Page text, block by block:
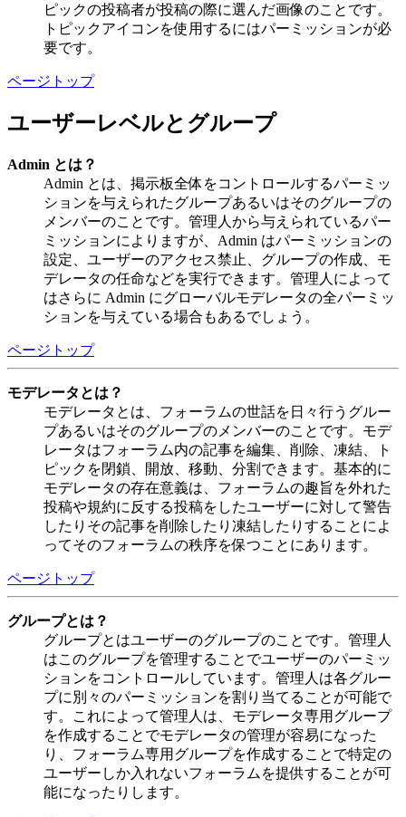
ピックの投稿者が投稿の際に選んだ画像のことです。
トピックアイコンを使用するにはパーミッションが必
要です。
ページトップ
ユーザーレベルとグループ
Admin とは？
Admin とは、掲示板全体をコントロールするパーミッ
ションを与えられたグループあるいはそのグループの
メンバーのことです。管理人から与えられているパー
ミッションによりますが、Admin はパーミッションの
設定、ユーザーのアクセス禁止、グループの作成、モ
デレータの任命などを実行できます。管理人によって
はさらに Admin にグローバルモデレータの全パーミッ
ションを与えている場合もあるでしょう。
ページトップ
モデレータとは？
モデレータとは、フォーラムの世話を日々行うグルー
プあるいはそのグループのメンバーのことです。モデ
レータはフォーラム内の記事を編集、削除、凍結、ト
ピックを閉鎖、開放、移動、分割できます。基本的に
モデレータの存在意義は、フォーラムの趣旨を外れた
投稿や規約に反する投稿をしたユーザーに対して警告
したりその記事を削除したり凍結したりすることによ
ってそのフォーラムの秩序を保つことにあります。
ページトップ
グループとは？
グループとはユーザーのグループのことです。管理人
はこのグループを管理することでユーザーのパーミッ
ションをコントロールしています。管理人は各グルー
プに別々のパーミッションを割り当てることが可能で
す。これによって管理人は、モデレータ専用グループ
を作成することでモデレータの管理が容易になった
り、フォーラム専用グループを作成することで特定の
ユーザーしか入れないフォーラムを提供することが可
能になったりします。